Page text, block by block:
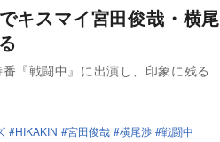
キスマイ宮田俊哉・横尾
『戦闘中』に出演し、印象に残る
HIKAKIN 宮田俊哉 横尾渉 戦闘中